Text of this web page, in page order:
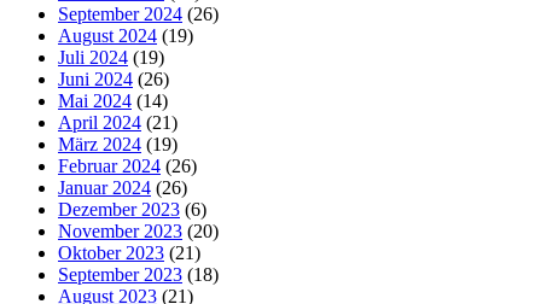
September 2024 (26)
August 2024 (19)
Juli 2024 (19)
Juni 2024 (26)
Mai 2024 (14)
April 2024 (21)
März 2024 (19)
Februar 2024 (26)
Januar 2024 (26)
Dezember 2023 (6)
November 2023 (20)
Oktober 2023 (21)
September 2023 (18)
August 2023 (21)